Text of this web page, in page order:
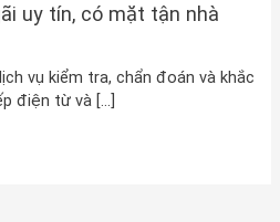
uy tín, có mặt tận nhà
vụ kiểm tra, chẩn đoán và khắc
điện từ và […]